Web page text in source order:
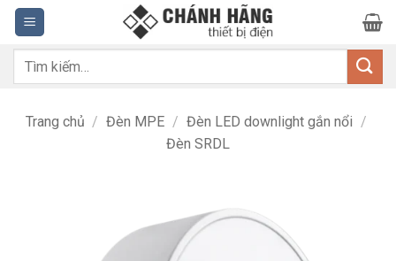
Bỏ
qua
nội
dung
Tìm
Trang chủ / Đèn MPE / Đèn LED downlight gắn nổi /
Đèn SRDL